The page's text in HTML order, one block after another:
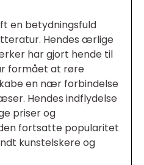
en betydningsfuld
Hendes ærlige
har gjort hende til
formået at røre
en nær forbindelse
Hendes indflydelse
priser og
fortsatte popularitet
kunstelskere og